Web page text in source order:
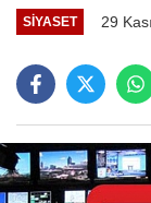
SIYASET 29